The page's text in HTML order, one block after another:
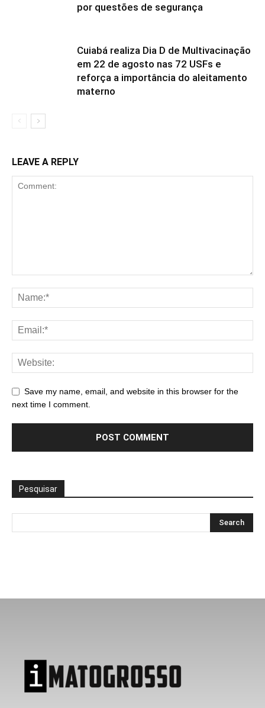
por questões de segurança
Cuiabá realiza Dia D de Multivacinação
em 22 de agosto nas 72 USFs e
reforça a importância do aleitamento
materno
LEAVE A REPLY
Save my name, email, and website in this browser for the
next time I comment.
Pesquisar